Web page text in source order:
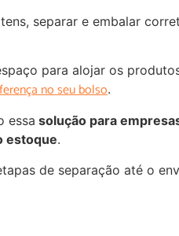
separar e embalar
para alojar os
no seu bolso.
essa solução para
estoque.
de separação até o